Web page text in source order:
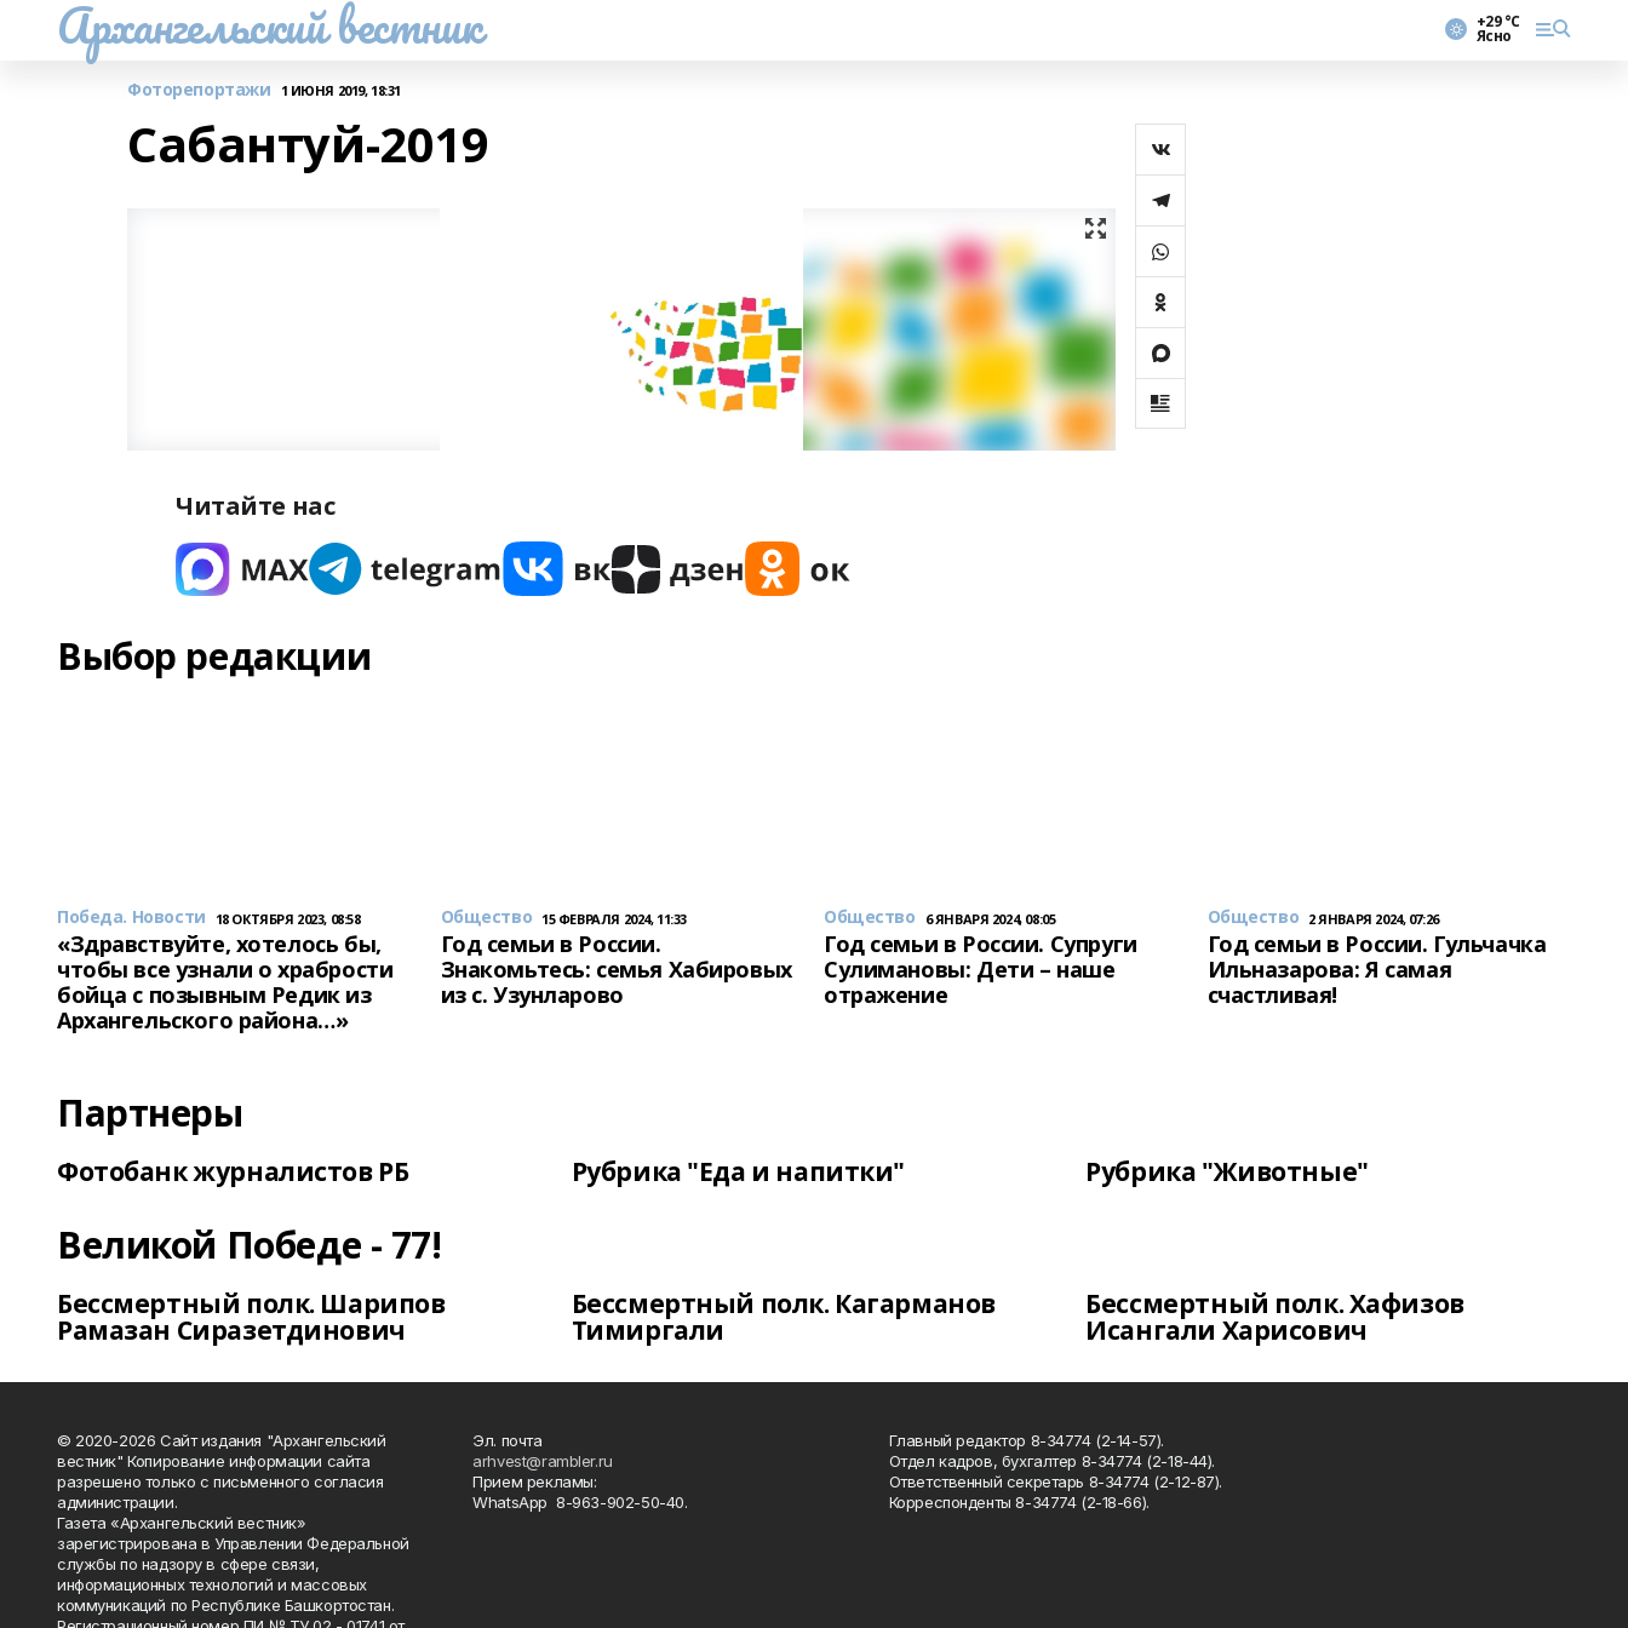
Архангельский вестник +29 °С
Ясно
Фоторепортажи 1 ИЮНЯ 2019, 18:31
Сабантуй-2019
Читайте нас
Выбор редакции
Победа. Новости 18 ОКТЯБРЯ 2023, 08:58
«Здравствуйте, хотелось бы,
чтобы все узнали о храбрости
бойца с позывным Редик из
Архангельского района…»
Общество 15 ФЕВРАЛЯ 2024, 11:33
Год семьи в России.
Знакомьтесь: семья Хабировых
из с. Узунларово
Общество 6 ЯНВАРЯ 2024, 08:05
Год семьи в России. Супруги
Сулимановы: Дети – наше
отражение
Общество 2 ЯНВАРЯ 2024, 07:26
Год семьи в России. Гульчачка
Ильназарова: Я самая
счастливая!
Партнеры
Фотобанк журналистов РБ Рубрика "Еда и напитки" Рубрика "Животные"
Великой Победе - 77!
Бессмертный полк. Шарипов
Рамазан Сиразетдинович
Бессмертный полк. Кагарманов
Тимиргали
Бессмертный полк. Хафизов
Исангали Харисович
© 2020-2026 Сайт издания "Архангельский
вестник" Копирование информации сайта
разрешено только с письменного согласия
администрации.
Газета «Архангельский вестник»
зарегистрирована в Управлении Федеральной
службы по надзору в сфере связи,
информационных технологий и массовых
коммуникаций по Республике Башкортостан.
Эл. почта
arhvest@rambler.ru
Прием рекламы:
WhatsApp 8-963-902-50-40.
Главный редактор 8-34774 (2-14-57).
Отдел кадров, бухгалтер 8-34774 (2-18-44).
Ответственный секретарь 8-34774 (2-12-87).
Корреспонденты 8-34774 (2-18-66).